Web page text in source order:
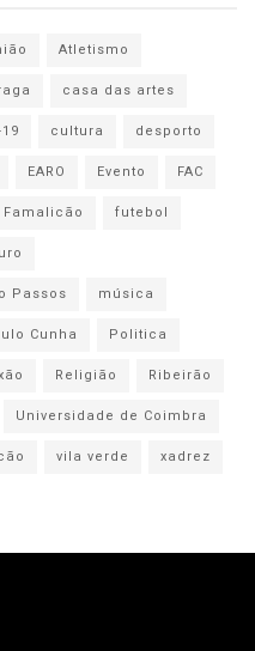
Atletismo
casa das artes
cultura
desporto
EARO Evento
FAC
Famalicão
futebol
Passos
música
Cunha
Politica
Religião
Ribeirão
Universidade de Coimbra
vila verde xadrez